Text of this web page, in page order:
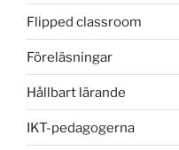
Flipped classroom
Föreläsningar
Hållbart lärande
IKT-pedagogerna